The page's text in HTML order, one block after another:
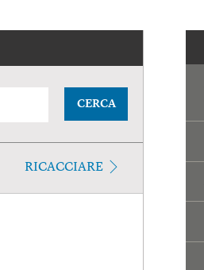
CERCA
RICACCIARE